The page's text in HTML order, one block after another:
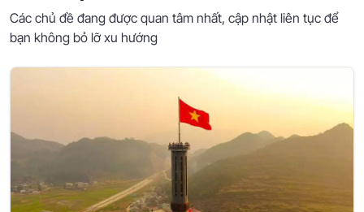
Các chủ đề đang được quan tâm nhất, cập nhật liên tục để
bạn không bỏ lỡ xu hướng